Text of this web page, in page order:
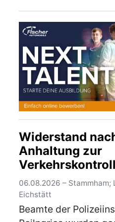
Unfallursache
Nach derzeitigem
Ermittlungen kam der
alleinbeteiligte Pkw
Widerstand
Anhaltung zur
06.08.2026 – Stammham;
Eichstätt
Beamte der